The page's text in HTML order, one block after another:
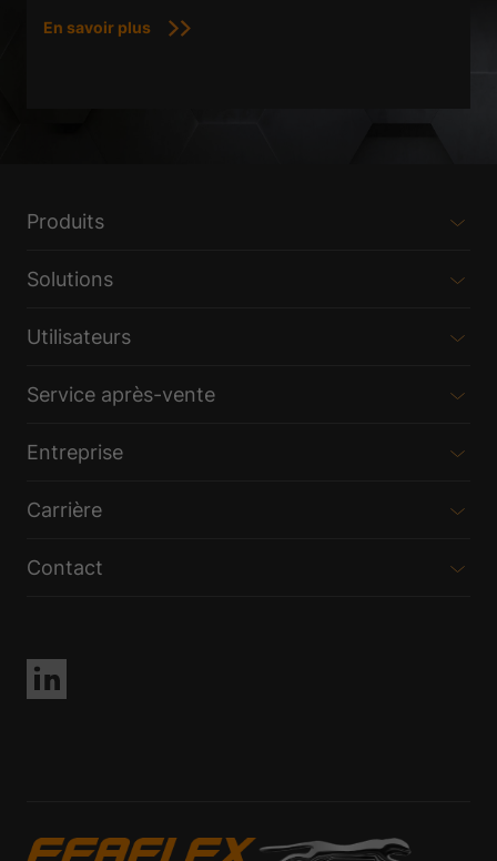
En savoir plus
Produits
Solutions
Utilisateurs
Service après-vente
Entreprise
Carrière
Contact